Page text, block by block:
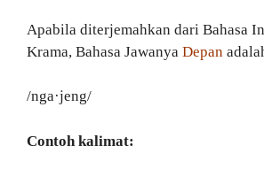
Apabila diterjemahkan dari Bahasa
Krama, Bahasa Jawanya Depan
/nga·jeng/
Contoh kalimat: